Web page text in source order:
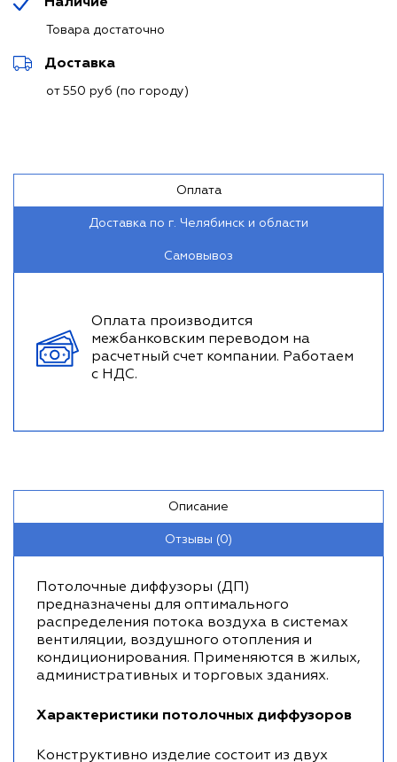
Товара достаточно
Доставка
от 550 руб (по городу)
Оплата
Доставка по г. Челябинск и области
Самовывоз
Оплата производится
межбанковским переводом на
расчетный счет компании. Работаем
с НДС.
Описание
Отзывы (0)
Потолочные диффузоры (ДП)
предназначены для оптимального
распределения потока воздуха в системах
вентиляции, воздушного отопления и
кондиционирования. Применяются в жилых,
административных и торговых зданиях.
Характеристики потолочных диффузоров
Конструктивно изделие состоит из двух